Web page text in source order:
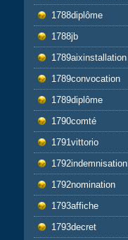
1788diplôme
1788jb
1789aixinstallation
1789convocation
1789diplôme
1790comté
1791vittorio
1792indemnisation
1792nomination
1793affiche
1793decret